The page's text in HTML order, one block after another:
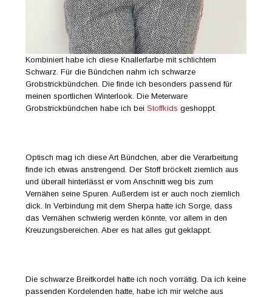
Kombiniert habe ich diese Knallerfarbe mit schlichtem
Schwarz. Für die Bündchen nahm ich schwarze
Grobstrickbündchen. Die finde ich besonders passend für
meinen sportlichen Winterlook. Die Meterware
Grobstrickbündchen habe ich beiStoffkids geshoppt.
Optisch mag ich diese Art Bündchen, aber die Verarbeitung
finde ich etwas anstrengend. Der Stoff bröckelt ziemlich aus
und überall hinterlässt er vom Anschnitt weg bis zum
Vernähen seine Spuren. Außerdem ist er auch noch ziemlich
dick. In Verbindung mit dem Sherpa hatte ich Sorge, dass
das Vernähen schwierig werden könnte, vor allem in den
Kreuzungsbereichen. Aber es hat alles gut geklappt.
Die schwarze Breitkordel hatte ich noch vorrätig. Da ich keine
passenden Kordelenden hatte, habe ich mir welche aus